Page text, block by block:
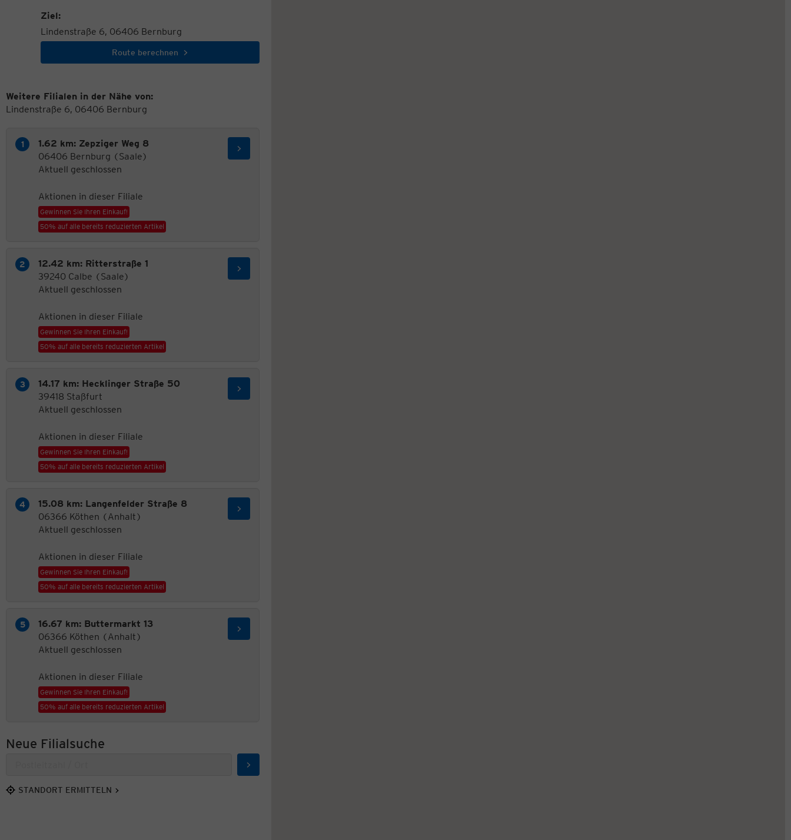
Ziel:
Lindenstraße 6, 06406 Bernburg
Route berechnen
Weitere Filialen in der Nähe von:
Lindenstraße 6, 06406 Bernburg
1.62 km: Zepziger Weg 8
06406 Bernburg (Saale)
Aktuell geschlossen
Aktionen in dieser Filiale
Gewinnen Sie Ihren Einkauf!
50% auf alle bereits reduzierten Artikel
12.42 km: Ritterstraße 1
39240 Calbe (Saale)
Aktuell geschlossen
Aktionen in dieser Filiale
Gewinnen Sie Ihren Einkauf!
50% auf alle bereits reduzierten Artikel
14.17 km: Hecklinger Straße 50
39418 Staßfurt
Aktuell geschlossen
Aktionen in dieser Filiale
Gewinnen Sie Ihren Einkauf!
50% auf alle bereits reduzierten Artikel
15.08 km: Langenfelder Straße 8
06366 Köthen (Anhalt)
Aktuell geschlossen
Aktionen in dieser Filiale
Gewinnen Sie Ihren Einkauf!
50% auf alle bereits reduzierten Artikel
16.67 km: Buttermarkt 13
06366 Köthen (Anhalt)
Aktuell geschlossen
Aktionen in dieser Filiale
Gewinnen Sie Ihren Einkauf!
50% auf alle bereits reduzierten Artikel
Neue Filialsuche
Suchen
STANDORT ERMITTELN